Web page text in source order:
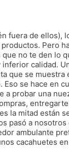
fuera de ellos),
Pero
no te den lo
calidad.
que se muestra
Eso se hace en
a probar una
la mitad están
pasó a
ambulante
cacahuetes